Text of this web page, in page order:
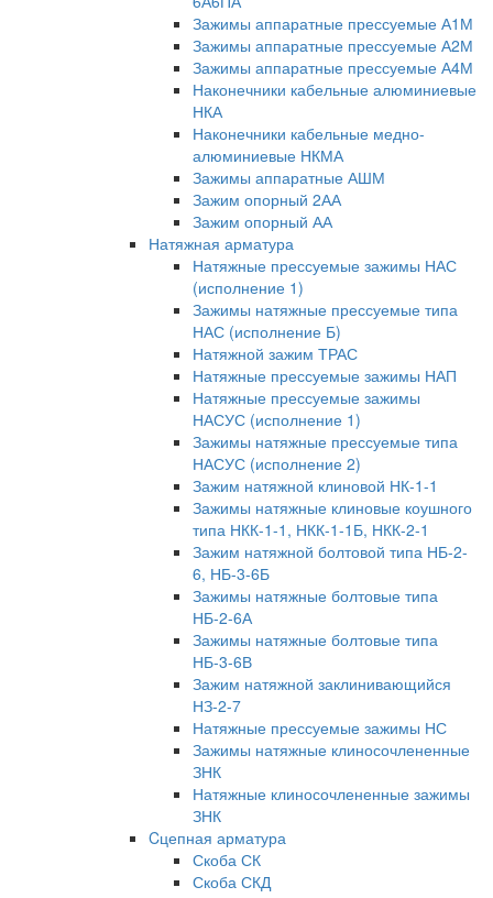
Зажимы аппаратные прессуемые А1М
Зажимы аппаратные прессуемые А2М
Зажимы аппаратные прессуемые А4М
Наконечники кабельные алюминиевые
НКА
Наконечники кабельные медно-
алюминиевые НКМА
Зажимы аппаратные АШМ
Зажим опорный 2АА
Зажим опорный АА
Натяжная арматура
Натяжные прессуемые зажимы НАС
(исполнение 1)
Зажимы натяжные прессуемые типа
НАС (исполнение Б)
Натяжной зажим ТРАС
Натяжные прессуемые зажимы НАП
Натяжные прессуемые зажимы
НАСУС (исполнение 1)
Зажимы натяжные прессуемые типа
НАСУС (исполнение 2)
Зажим натяжной клиновой НК-1-1
Зажимы натяжные клиновые коушного
типа НКК-1-1, НКК-1-1Б, НКК-2-1
Зажим натяжной болтовой типа НБ-2-
6, НБ-3-6Б
Зажимы натяжные болтовые типа
НБ-2-6А
Зажимы натяжные болтовые типа
НБ-3-6В
Зажим натяжной заклинивающийся
НЗ-2-7
Натяжные прессуемые зажимы НС
Зажимы натяжные клиносочлененные
ЗНК
Натяжные клиносочлененные зажимы
ЗНК
Cцепная арматура
Скоба СК
Скоба СКД